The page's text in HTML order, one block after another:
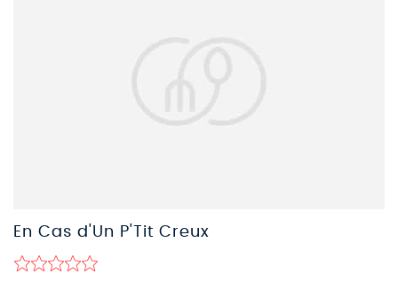
En Cas d'Un P'Tit Creux